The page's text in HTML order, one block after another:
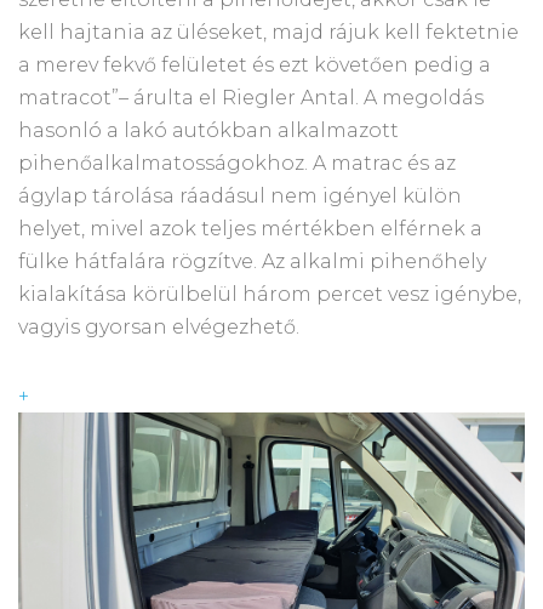
kell hajtania az üléseket, majd rájuk kell fektetnie
a merev fekvő felületet és ezt követően pedig a
matracot”– árulta el Riegler Antal. A megoldás
hasonló a lakó autókban alkalmazott
pihenőalkalmatosságokhoz. A matrac és az
ágylap tárolása ráadásul nem igényel külön
helyet, mivel azok teljes mértékben elférnek a
fülke hátfalára rögzítve. Az alkalmi pihenőhely
kialakítása körülbelül három percet vesz igénybe,
vagyis gyorsan elvégezhető.
+